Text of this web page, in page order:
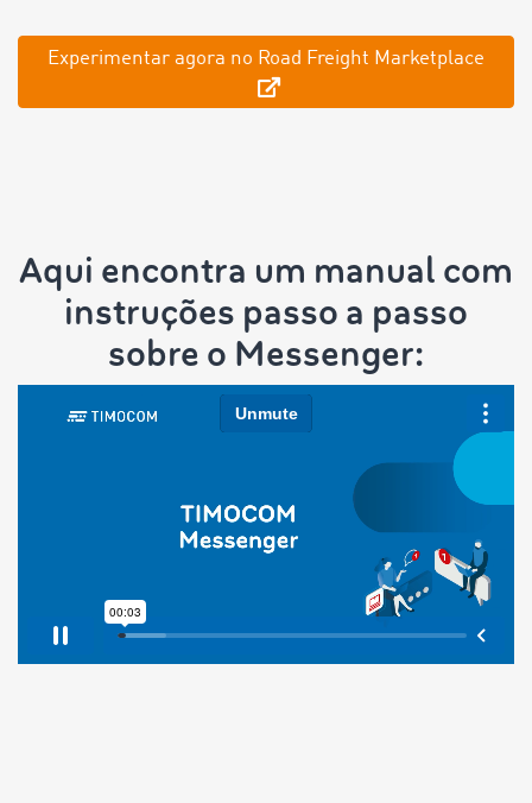
Experimentar agora no Road Freight Marketplace
Aqui encontra um manual com
instruções passo a passo
sobre o Messenger: